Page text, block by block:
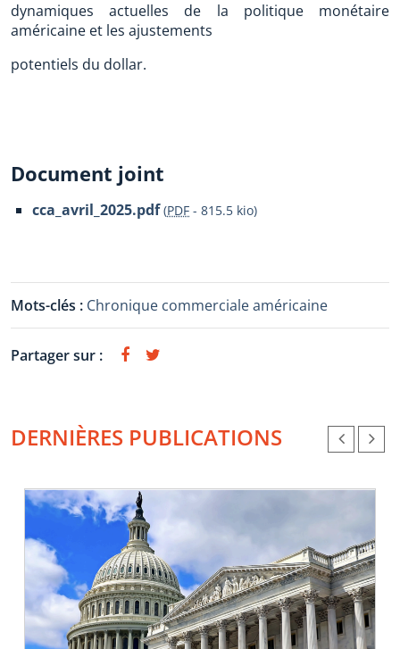
dynamiques actuelles de la politique monétaire
américaine et les ajustements
potentiels du dollar.
Document joint
cca_avril_2025.pdf (PDF - 815.5 kio)
Mots-clés : Chronique commerciale américaine
Partager sur :
DERNIÈRES PUBLICATIONS